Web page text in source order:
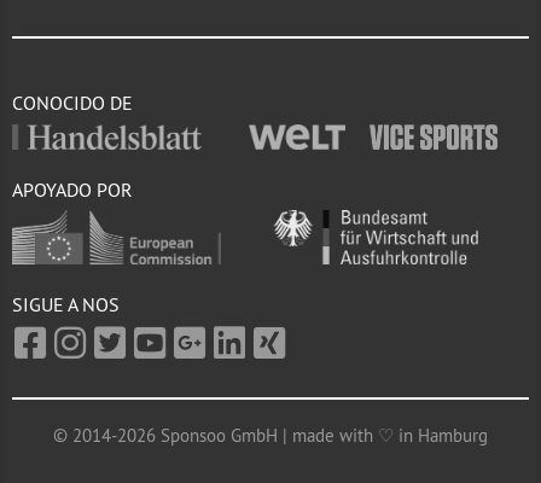
CONOCIDO DE
APOYADO POR
SIGUE A NOS
© 2014-2026 Sponsoo GmbH | made with ♡ in Hamburg